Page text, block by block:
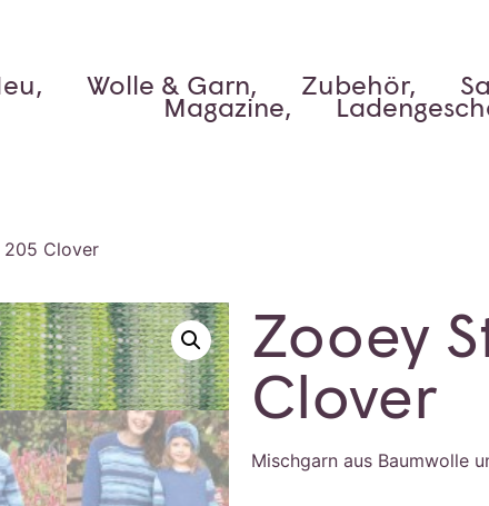
Wolle & Garn, Zubehör,
Magazine,
Clover
Zooey
Clover
Mischgarn aus Baumwolle